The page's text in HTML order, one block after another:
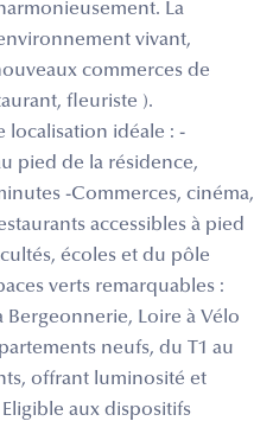
La
vivant,
commerces de
fleuriste ).
idéale : -
pied de la résidence,
-Commerces, cinéma,
accessibles à pied
écoles et du pôle
verts remarquables :
Bergeonnerie, Loire à Vélo
neufs, du T1 au
offrant luminosité et
aux dispositifs